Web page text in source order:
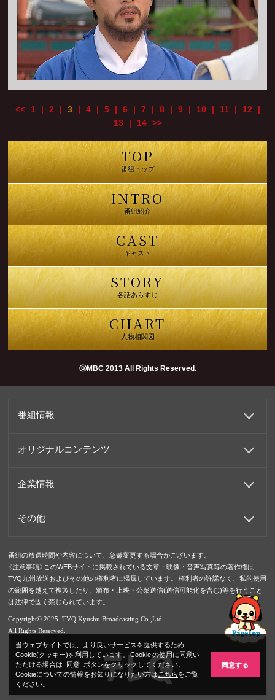
<< 1| 2| 3| 4| 5| 6| 7| 8| 9| 10| 11| 12|
13| 14 >>
TOP
番組トップ
INTRO
番組紹介
CAST
キャスト
STORY
各話あらすじ
CHART
人物相関図
ⓒMBC 2013 All Rights Reserved.
番組情報
オリジナルコンテンツ
企業情報
その他
番組の放送時間や内容について、急遽変更する場合がございます。
《注意事項》このWEBサイトに掲載されている文章・映像・音声写真等の著作権は
TVQ九州放送およびその他の権利者に帰属しています。 権利者の許諾なく、私的使用
の範囲を越えて複製したり、頒布・上映・公衆送信(送信可能化を含む)等を行うこと
は法律で固く禁じられています。
Copyright© 2025. TVQ Kyushu Broadcasting Co.,Ltd.
All Rights Reserved.
当ウェブサイトでは、より良いサービスを提供するため
Cookie(クッキー)を利用しています。 Cookie の使用に同意い
ただける場合は「同意」ボタンをクリックしてください。
Cookieについての情報をお知りになりたい方はこちらをご覧
ください。
同意する